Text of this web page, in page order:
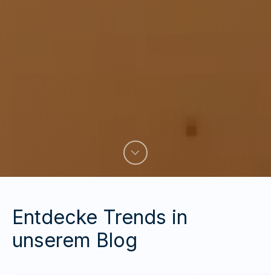
Entdecke Trends in
unserem Blog